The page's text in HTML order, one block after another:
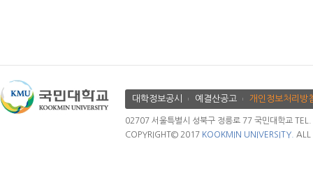
대학정보공시 예결산공고 개인정보처리방
02707 서울특별시 성북구 정릉로 77 국민대학교
COPYRIGHT© 2017 KOOKMIN UNIVERSITY. ALL